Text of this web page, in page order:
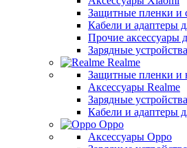
Защитные пленки и
Кабели и адаптеры
Прочие аксессуары
Зарядные
Realme
Защитные пленки и
Аксессуары Realme
Зарядные
Кабели и адаптеры
Oppo
Аксессуары Oppo